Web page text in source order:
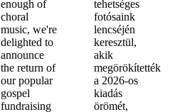
enough of
choral
music, we're
delighted to
announce
the return of
our popular
gospel
fundraising
tehetséges
fotósaink
lencséjén
keresztül,
akik
megörökítették
a 2026-os
kiadás
örömét,